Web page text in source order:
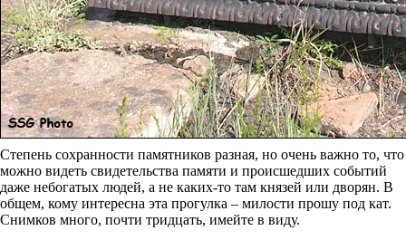
Степень сохранности памятников разная, но очень важно то, что
можно видеть свидетельства памяти и происшедших событий
даже небогатых людей, а не каких-то там князей или дворян. В
общем, кому интересна эта прогулка – милости прошу под кат.
Снимков много, почти тридцать, имейте в виду.